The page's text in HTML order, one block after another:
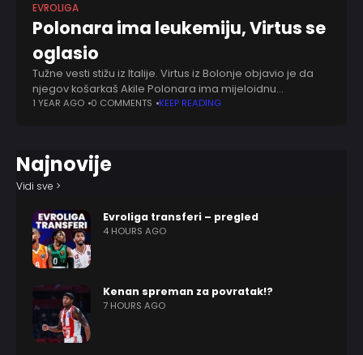
EVROLIGA
Polonara ima leukemiju, Virtus se
oglasio
Tužne vesti stižu iz Italije. Virtus iz Bolonje objavio je da
njegov košarkaš Akile Polonara ima mijeloidnu
leukemiju. Sjajni košarkaš već se podvrgao lečenju.
1 YEAR AGO 0 COMMENTS KEEP READING
Najnovije
Vidi sve >
Evroliga transferi – pregled
4 HOURS AGO
Kenan spreman za povratak!?
7 HOURS AGO